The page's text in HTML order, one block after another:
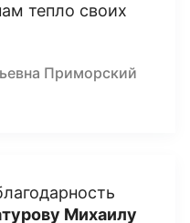
тепло своих
Приморский
Михаилу